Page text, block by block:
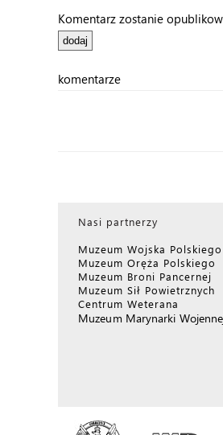
Komentarz zostanie
komentarze
Nasi partnerzy
Muzeum Wojska Polskiego
Muzeum Oręża Polskiego
Muzeum Broni Pancernej
Muzeum Sił Powietrznych
Centrum Weterana
Muzeum Marynarki